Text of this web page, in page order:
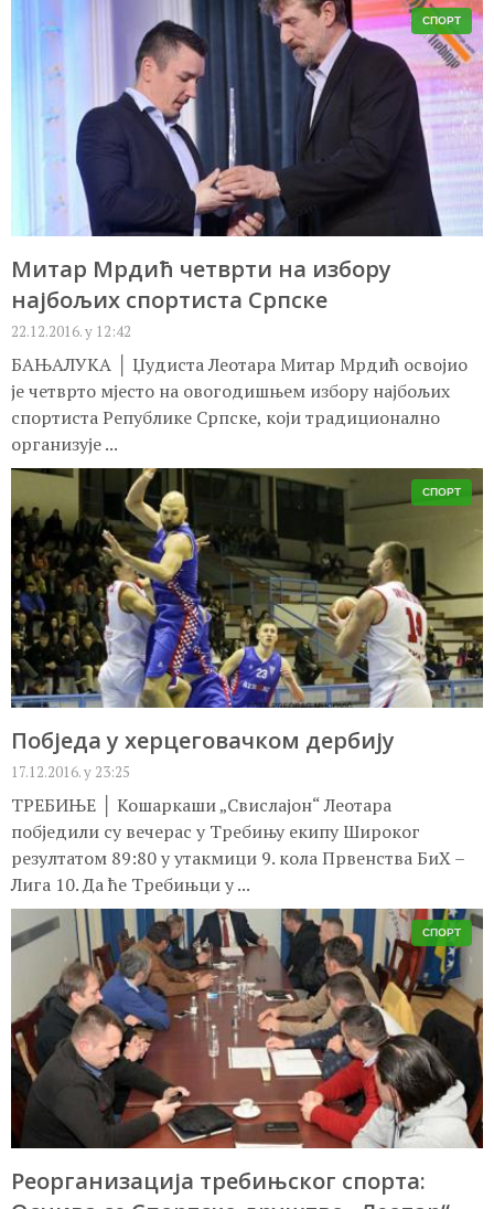
СПОРТ
Митар Мрдић четврти на избору
најбољих спортиста Српске
22.12.2016. у 12:42
БАЊАЛУКА │ Џудиста Леотара Митар Мрдић освојио
је четврто мјесто на овогодишњем избору најбољих
спортиста Републике Српске, који традиционално
организује ...
СПОРТ
Побједа у херцеговачком дербију
17.12.2016. у 23:25
ТРЕБИЊЕ │ Кошаркаши „Свислајон“ Леотара
побједили су вечерас у Требињу екипу Широког
резултатом 89:80 у утакмици 9. кола Првенства БиХ –
Лига 10. Да ће Требињци у ...
СПОРТ
Реорганизација требињског спорта: